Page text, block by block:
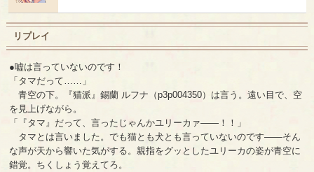
リプレイ
●嘘は言っていないのです！
「タマだって……」
青空の下。『猫派』錫蘭 ルフナ（p3p004350）は言う。遠い目で、空
を見上げながら。
「『タマ』だって、言ったじゃんかユリーカァ――！！」
タマとは言いました。でも猫とも犬とも言っていないのです――そん
な声が天から響いた気がする。親指をグッとしたユリーカの姿が青空に
錯覚。ちくしょう覚えてろ。